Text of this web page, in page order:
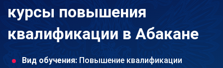
курсы повышения
квалификации в Абакане
Вид обучения: Повышение квалификации